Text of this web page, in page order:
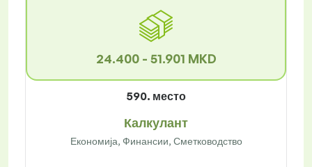
24.400 - 51.901 MKD
590. место
Калкулант
Економија, Финансии, Сметководство